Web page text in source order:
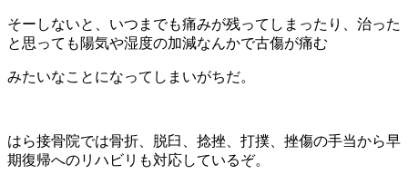
そーしないと、いつまでも痛みが残ってしまったり、治った
と思っても陽気や湿度の加減なんかで古傷が痛む
みたいなことになってしまいがちだ。
はら接骨院では骨折、脱臼、捻挫、打撲、挫傷の手当から早
期復帰へのリハビリも対応しているぞ。